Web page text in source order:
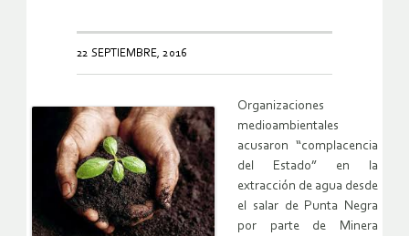
22 SEPTIEMBRE, 2016
Organizaciones
medioambientales
acusaron “complacencia
del Estado” en la
extracción de agua desde
el salar de Punta Negra
por parte de Minera